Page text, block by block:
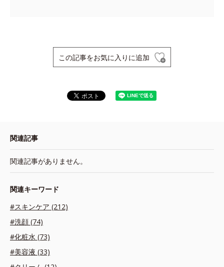
この記事をお気に入りに追加
関連記事
関連記事がありません。
関連キーワード
#スキンケア (212)
#洗顔 (74)
#化粧水 (73)
#美容液 (33)